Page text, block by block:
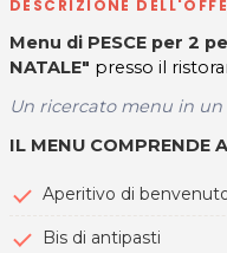
DESCRIZIONE
Menu di PESCE per 2
NATALE" presso il
Un ricercato menu in
IL MENU COMPRENDE
Aperitivo di
Bis di antipasti